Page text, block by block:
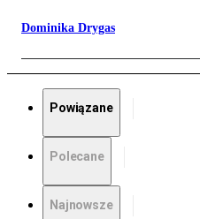
Dominika Drygas
Powiązane
Polecane
Najnowsze